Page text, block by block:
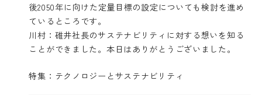
後2050年に向けた定量目標の設定についても検討を進め
ているところです。
川村：碓井社長のサステナビリティに対する想いを知る
ことができました。本日はありがとうございました。
特集：テクノロジーとサステナビリティ